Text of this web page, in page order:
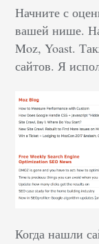
Начните с
вашей нише.
Moz, Yoast.
сайтов. Я
Когда нашли